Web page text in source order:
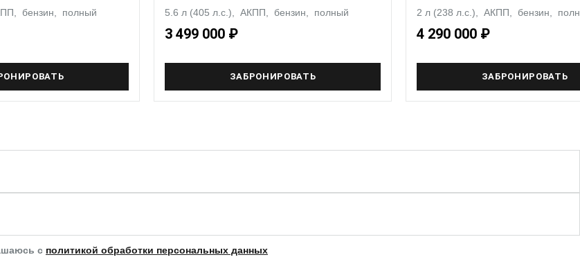
бензин, полный 5.6 л (405 л.с.), АКПП, бензин, полный
3 499 000 ₽
ЗАБРОНИРОВАТЬ
2 л (238 л.с.), АКПП, бензин,
4 290 000 ₽
ЗАБРОНИРОВАТЬ
с политикой обработки персональных данных